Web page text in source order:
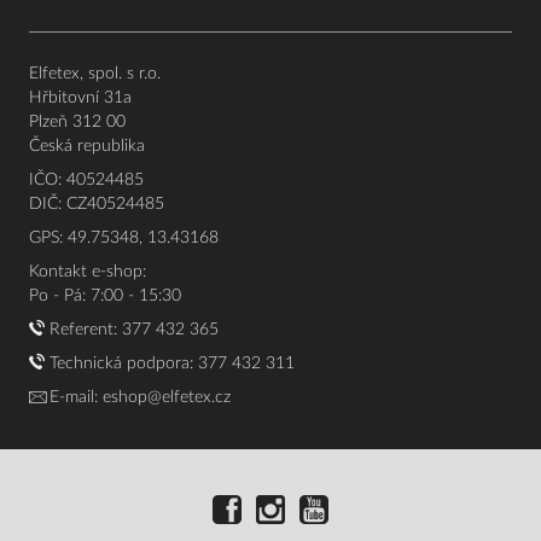
Elfetex, spol. s r.o.
Hřbitovní 31a
Plzeň 312 00
Česká republika
IČO: 40524485
DIČ: CZ40524485
GPS: 49.75348, 13.43168
Kontakt e-shop:
Po - Pá: 7:00 - 15:30
Referent: 377 432 365
Technická podpora: 377 432 311
E-mail: eshop@elfetex.cz